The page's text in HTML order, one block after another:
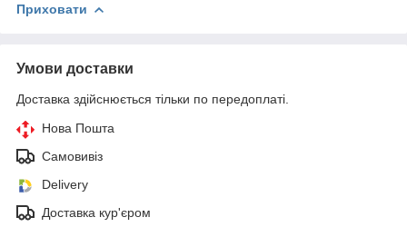
Приховати
Умови доставки
Доставка здійснюється тільки по передоплаті.
Нова Пошта
Самовивіз
Delivery
Доставка кур'єром